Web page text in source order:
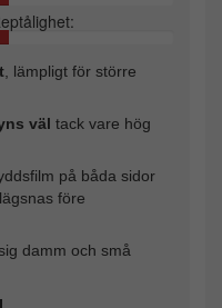
, lämpligt för större
väl tack vare hög
på båda sidor
före
damm och små